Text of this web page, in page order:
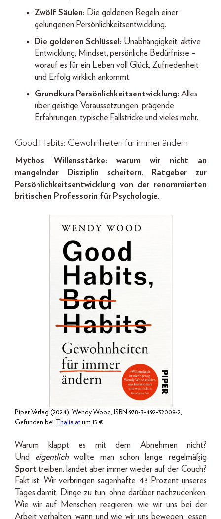
Zwölf Säulen: Die goldenen Regeln einer
gelungenen Persönlichkeitsentwicklung.
Die goldenen Schlüssel: Unabhängigkeit, aktive
Entwicklung, Mindset, persönliche Bedürfnisse –
worauf es für ein Leben voll Glück, Zufriedenheit
und Erfolg wirklich ankommt.
Grundkurs Persönlichkeitsentwicklung: Alles
über geistige Voraussetzungen, prägende
Erfahrungen, typische Fallstricke und vieles mehr.
Good Habits: Gewohnheiten für immer ändern
Mythos Willensstärke: warum wir nicht an
mangelnder Disziplin scheitern.
Ratgeber zur
Persönlichkeitsentwicklung von der renommierten
britischen Professorin für Psychologie.
Piper Verlag (2024), Wendy Wood, ISBN 978-3-492-32009-2,
Gefunden bei
Thalia.atum 15 €
Warum klappt es mit dem Abnehmen nicht?
Und eigentlichwollte man schon lange regelmäßig
Sport treiben, landet aber immer wieder auf der Couch?
Fakt ist: Wir verbringen sagenhafte 43 Prozent unseres
Tages damit, Dinge zu tun, ohne darüber nachzudenken.
Wie wir auf Menschen reagieren, wie wir uns bei der
Arbeit verhalten, wann und wie wir uns bewegen, essen